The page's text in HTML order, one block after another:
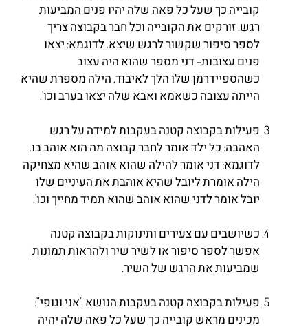
קובייה כך שעל כל פאה שלה יהיו פנים המביעות
רגש. זורקים את הקובייה וכל חבר בקבוצה צריך
לספר סיפור שקשור לרגש שיצא. לדוגמא: יצאו
פנים עצובות- דני מספר שהוא היה עצוב
כשהספיידרמן שלו הלך לאיבוד, הילה מספרת שהיא
הייתה עצובה כשאמא ואבא שלה יצאו בערב וכו'.
פעילות בקבוצה קטנה בעקבות למידה על רגש
האהבה: כל ילד אומר לחבר קבוצה מה הוא אוהב בו.
לדוגמא: דני אומר להילה שהוא אוהב שהיא מצחיקה
הילה אומרת ליובל שהיא אוהבת את העיניים שלו
יובל אומר לדני שהוא אוהב שהוא תמיד מחייך וכו'.
כשיושבים עם צעירים ותינוקות בקבוצה קטנה
אפשר לספר סיפור או לשיר שיר ולהראות תמונות
שמביעות את הרגש של השיר.
פעילות בקבוצה קטנה בעקבות הנושא "אני וגופי":
מכינים מראש קובייה כך שעל כל פאה שלה יהיה